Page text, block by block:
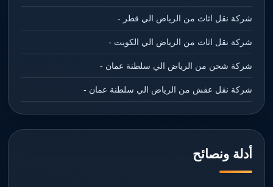
شركة نقل اثاث من الرياض الي قطر -
شركة نقل اثاث من الرياض الي الكويت -
شركة شحن من الرياض الي سلطنة عمان -
شركة نقل عفش من الرياض الي سلطنة عمان -
أدلة ونصائح